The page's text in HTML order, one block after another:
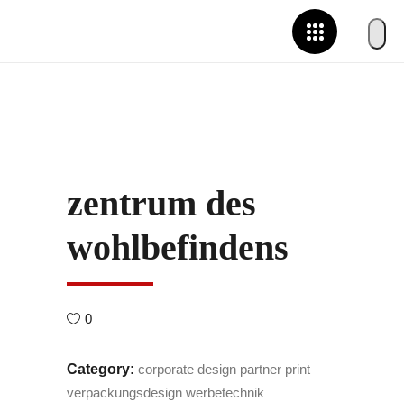
zentrum des
wohlbefindens
0
Category: corporate design partner print
verpackungsdesign werbetechnik